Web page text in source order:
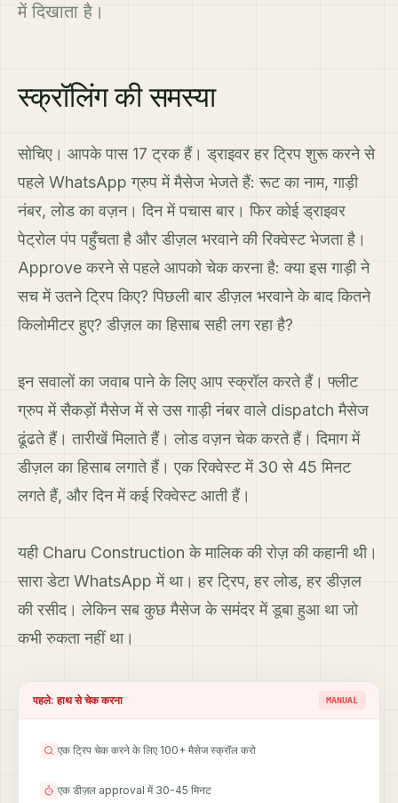
में दिखाता है।
स्क्रॉलिंग की समस्या
सोचिए। आपके पास 17 ट्रक हैं। ड्राइवर हर ट्रिप शुरू करने से
पहले WhatsApp ग्रुप में मैसेज भेजते हैं: रूट का नाम, गाड़ी
नंबर, लोड का वज़न। दिन में पचास बार। फिर कोई ड्राइवर
पेट्रोल पंप पहुँचता है और डीज़ल भरवाने की रिक्वेस्ट भेजता है।
Approve करने से पहले आपको चेक करना है: क्या इस गाड़ी ने
सच में उतने ट्रिप किए? पिछली बार डीज़ल भरवाने के बाद कितने
किलोमीटर हुए? डीज़ल का हिसाब सही लग रहा है?
इन सवालों का जवाब पाने के लिए आप स्क्रॉल करते हैं। फ्लीट
ग्रुप में सैकड़ों मैसेज में से उस गाड़ी नंबर वाले dispatch मैसेज
ढूंढते हैं। तारीखें मिलाते हैं। लोड वज़न चेक करते हैं। दिमाग में
डीज़ल का हिसाब लगाते हैं। एक रिक्वेस्ट में 30 से 45 मिनट
लगते हैं, और दिन में कई रिक्वेस्ट आती हैं।
यही Charu Construction के मालिक की रोज़ की कहानी थी।
सारा डेटा WhatsApp में था। हर ट्रिप, हर लोड, हर डीज़ल
की रसीद। लेकिन सब कुछ मैसेज के समंदर में डूबा हुआ था जो
कभी रुकता नहीं था।
पहले: हाथ से चेक करना MANUAL
एक ट्रिप चेक करने के लिए 100+ मैसेज स्क्रॉल करो
एक डीज़ल approval में 30-45 मिनट